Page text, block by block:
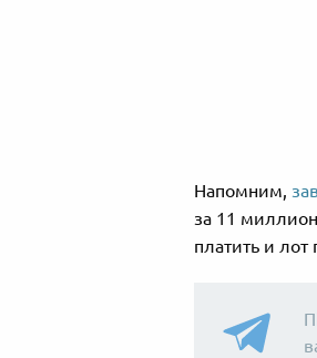
Напомним,
за 11
платить и